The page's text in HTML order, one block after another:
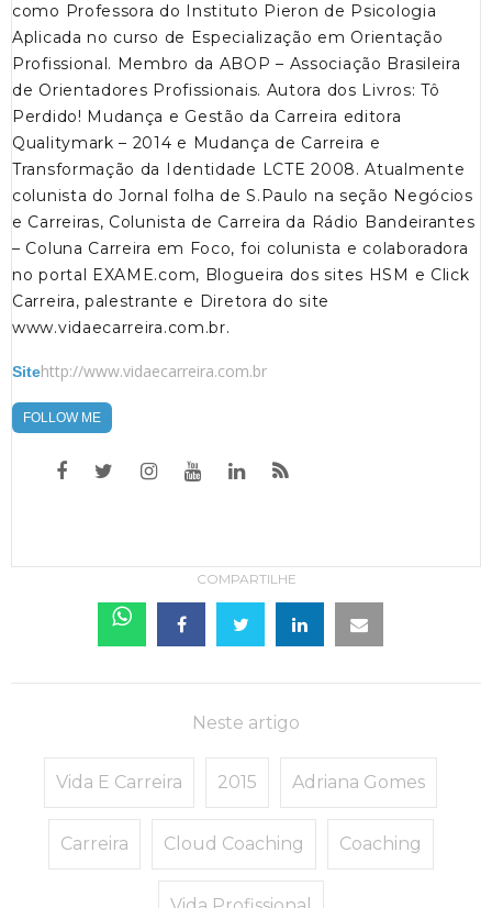
como Professora do Instituto Pieron de Psicologia
Aplicada no curso de Especialização em Orientação
Profissional. Membro da ABOP – Associação Brasileira
de Orientadores Profissionais. Autora dos Livros: Tô
Perdido! Mudança e Gestão da Carreira editora
Qualitymark – 2014 e Mudança de Carreira e
Transformação da Identidade LCTE 2008. Atualmente
colunista do Jornal folha de S.Paulo na seção Negócios
e Carreiras, Colunista de Carreira da Rádio Bandeirantes
– Coluna Carreira em Foco, foi colunista e colaboradora
no portal EXAME.com, Blogueira dos sites HSM e Click
Carreira, palestrante e Diretora do site
www.vidaecarreira.com.br.
Sitehttp://www.vidaecarreira.com.br
FOLLOW ME
COMPARTILHE
Neste artigo
Vida E Carreira 2015 Adriana Gomes
Carreira Cloud Coaching Coaching